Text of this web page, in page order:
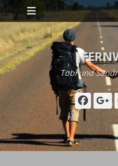
Zum
Inhalt
springen
Primäres Menü
Tobi und